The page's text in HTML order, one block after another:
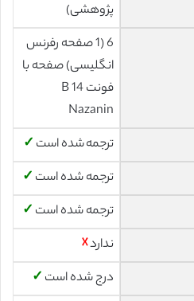
پژوهشی)
6 (1 صفحه رفرنس
انگلیسی) صفحه با
فونت 14 B
Nazanin
ترجمه شده است ✓
ترجمه شده است ✓
ترجمه شده است ✓
ندارد☓
درج شده است ✓